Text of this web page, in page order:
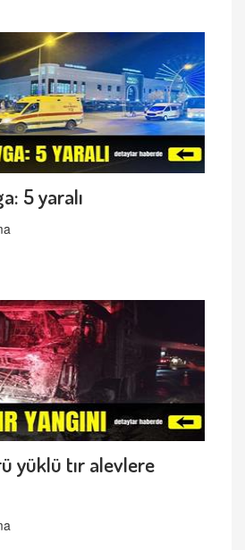
5 yaralı
yüklü tır alevlere